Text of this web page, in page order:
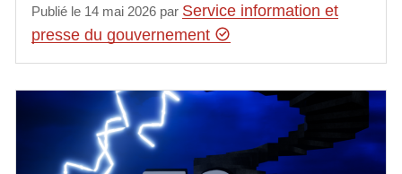
Publié le 14 mai 2026 par Service information et
presse du gouvernement